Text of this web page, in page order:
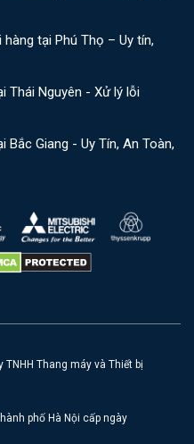
tại Phú Thọ – Uy tín,
Thái Nguyên - Xử lý lỗi
Giang - Uy Tín, An Toàn,
Thang máy và Thiết bị
phố Hà Nội cấp ngày